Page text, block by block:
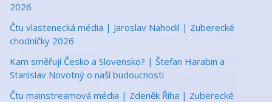
2026
Čtu vlastenecká média | Jaroslav Nahodil | Zuberecké
chodníčky 2026
Kam směřují Česko a Slovensko? | Štefan Harabin a
Stanislav Novotný o naší budoucnosti
Čtu mainstreamová média | Zdeněk Říha | Zuberecké